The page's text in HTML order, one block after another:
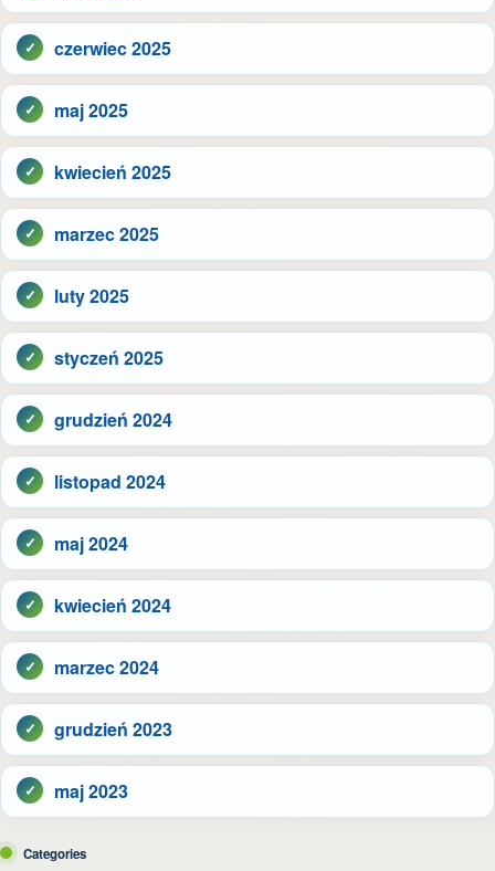
czerwiec 2025
maj 2025
kwiecień 2025
marzec 2025
luty 2025
styczeń 2025
grudzień 2024
listopad 2024
maj 2024
kwiecień 2024
marzec 2024
grudzień 2023
maj 2023
Categories